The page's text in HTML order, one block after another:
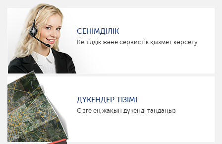
СЕНІМДІЛІК
Кепілдік және сервистік қызмет көрсету
ДҮКЕНДЕР ТІЗІМІ
Сізге ең жақын дүкенді таңдаңыз